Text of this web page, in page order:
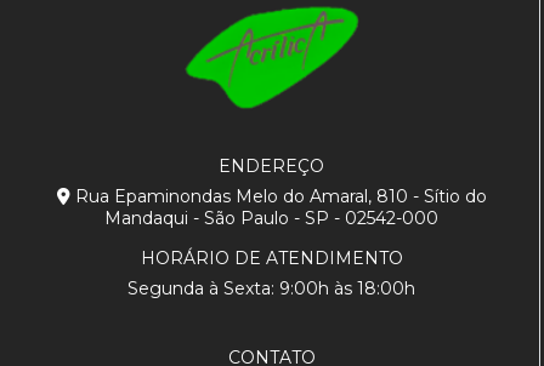
ENDEREÇO
Rua Epaminondas Melo do Amaral, 810 - Sítio do
Mandaqui - São Paulo - SP - 02542-000
HORÁRIO DE ATENDIMENTO
Segunda à Sexta: 9:00h às 18:00h
CONTATO